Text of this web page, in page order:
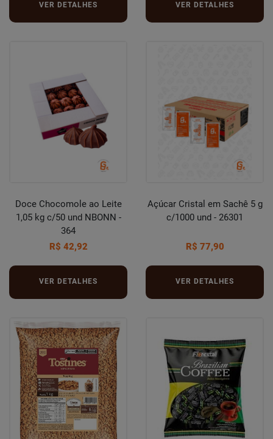
VER DETALHES VER DETALHES
Doce Chocomole ao Leite
1,05 kg c/50 und NBONN -
364
R$ 42,92
VER DETALHES
Açúcar Cristal em Sachê 5 g
c/1000 und - 26301
R$ 77,90
VER DETALHES